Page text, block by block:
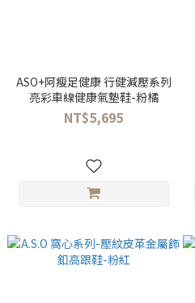
ASO+阿瘦足健康 行健減壓系列
亮彩車線健康氣墊鞋-粉橘
NT$5,695